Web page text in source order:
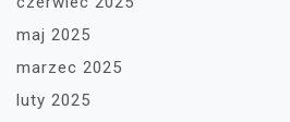
maj 2025
marzec 2025
luty 2025